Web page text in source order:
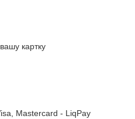
картку
Mastercard - LiqPay